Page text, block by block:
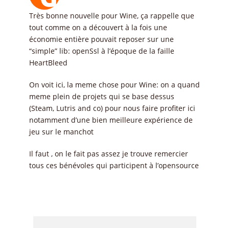
Très bonne nouvelle pour Wine, ça rappelle que
tout comme on a découvert à la fois une
économie entière pouvait reposer sur une
“simple” lib: openSsl à l’époque de la faille
HeartBleed
On voit ici, la meme chose pour Wine: on a quand
meme plein de projets qui se base dessus
(Steam, Lutris and co) pour nous faire profiter ici
notamment d’une bien meilleure expérience de
jeu sur le manchot
Il faut , on le fait pas assez je trouve remercier
tous ces bénévoles qui participent à l’opensource